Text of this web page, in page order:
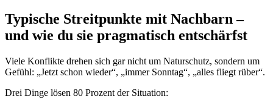
Typische Streitpunkte mit Nachbarn –
und wie du sie pragmatisch entschärfst
Viele Konflikte drehen sich gar nicht um Naturschutz, sondern um
Gefühl: „Jetzt schon wieder“, „immer Sonntag“, „alles fliegt rüber“.
Drei Dinge lösen 80 Prozent der Situation: